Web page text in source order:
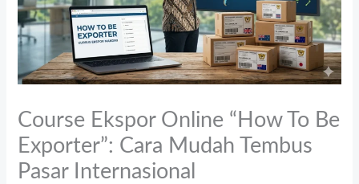
Course Ekspor Online “How To Be
Exporter”: Cara Mudah Tembus
Pasar Internasional